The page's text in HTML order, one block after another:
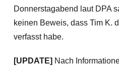
Donnerstagabend laut DPA
keinen Beweis, dass Tim K.
verfasst habe.
[UPDATE] Nach